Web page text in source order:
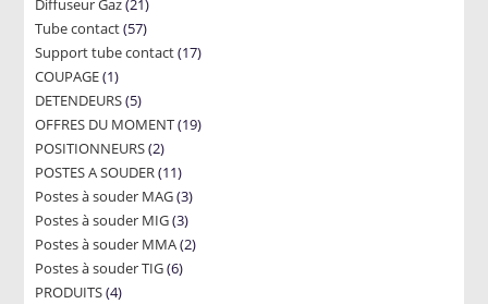
products
Diffuseur Gaz 21
products
Tube contact 5757
products
Support tube contact 1717
COUPAGE 11
product
DETENDEURS 55
products
OFFRES DU MOMENT 1919
POSITIONNEURS 22
products
POSTES A SOUDER 1111
products
Postes à souder MAG 33
products
Postes à souder MIG 33
products
Postes à souder MMA 22
Postes à souder TIG 66
PRODUITS 44